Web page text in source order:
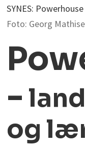
SYNES:
Foto: Georg
-
og